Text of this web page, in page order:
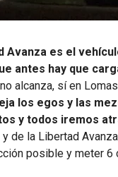
Avanza es el
antes hay que
alcanza, sí en
los egos y las
y todos iremos
de la Libertad
posible y meter 6